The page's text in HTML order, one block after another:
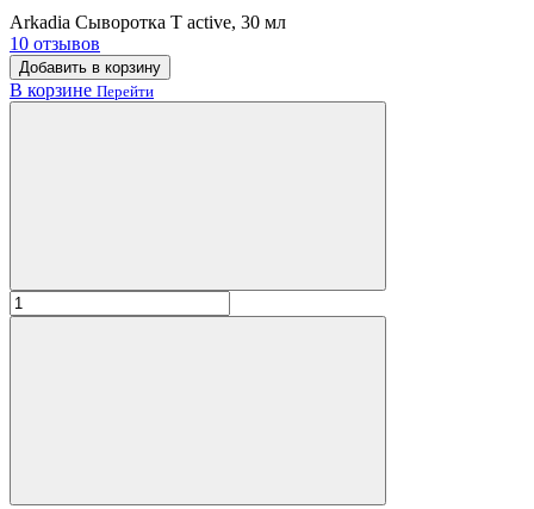
Arkadia Сыворотка T active, 30 мл
10 отзывов
Добавить в корзину
В корзине Перейти